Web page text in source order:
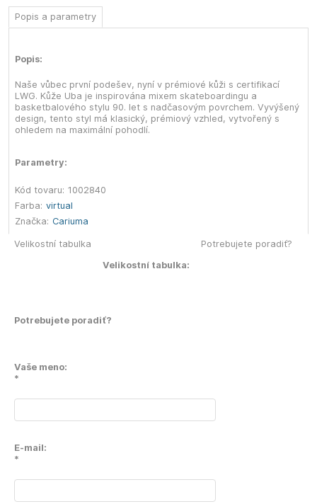
Popis a parametry
Popis:
Naše vůbec první podešev, nyní v prémiové kůži s certifikací
LWG. Kůže Uba je inspirována mixem skateboardingu a
basketbalového stylu 90. let s nadčasovým povrchem. Vyvýšený
design, tento styl má klasický, prémiový vzhled, vytvořený s
ohledem na maximální pohodlí.
Parametry:
Kód tovaru: 1002840
Farba: virtual
Značka: Cariuma
Velikostní tabulka
Velikostní tabulka:
Potrebujete poradiť?
Potrebujete poradiť?
Vaše meno:
*
E-mail:
*